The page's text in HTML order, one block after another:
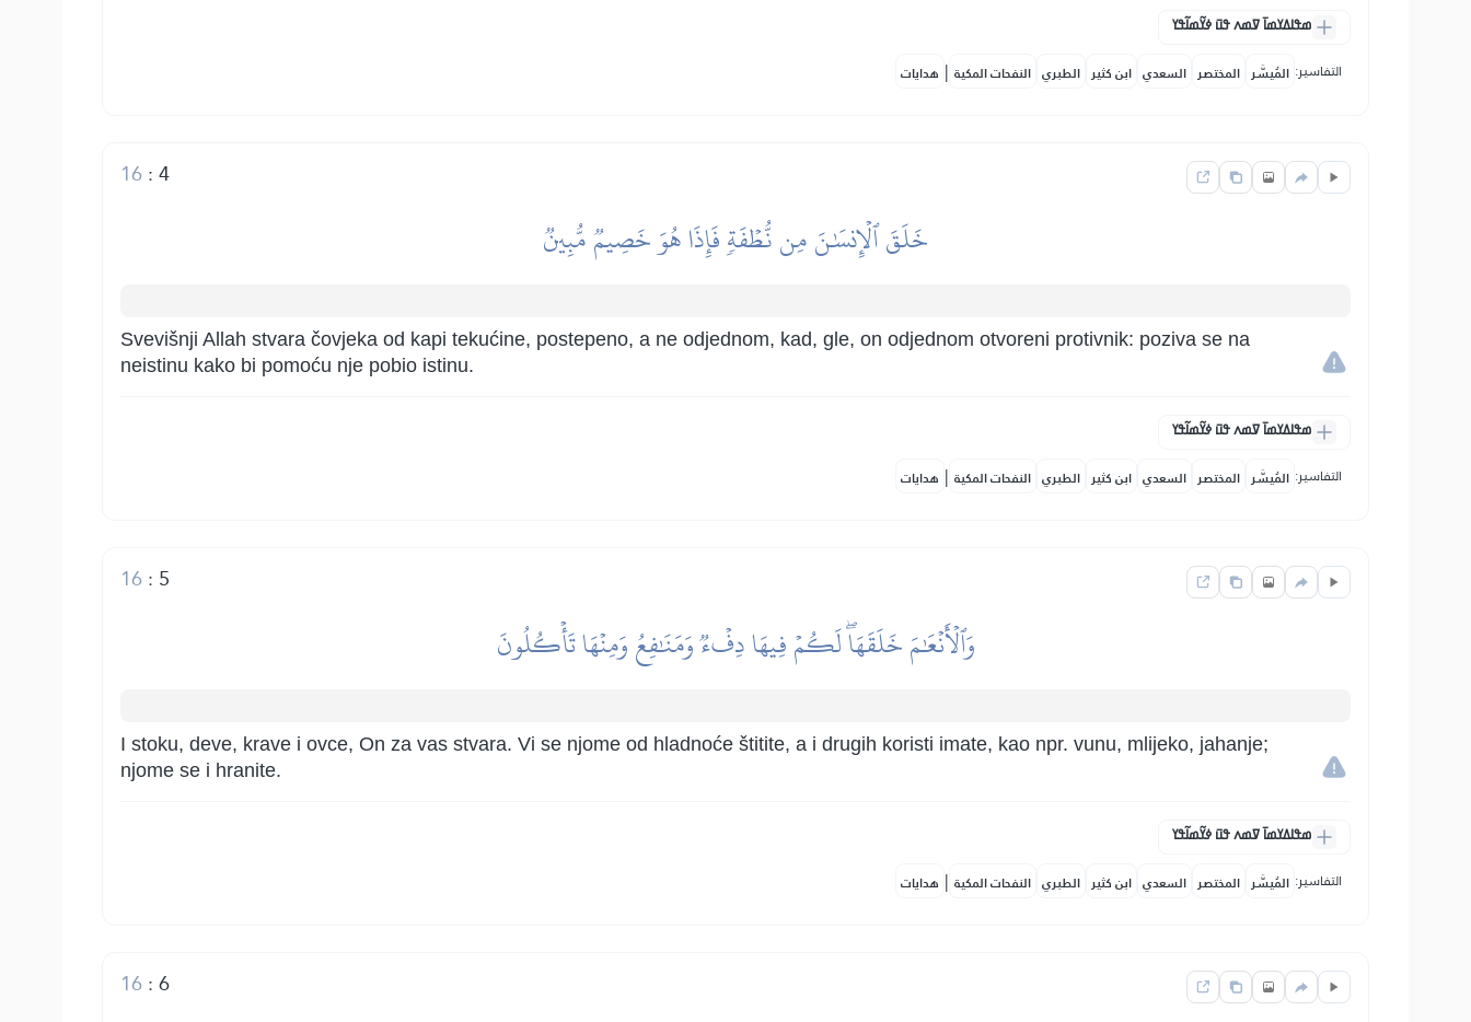
ߘߟߊߡߌߘߊ߫ ߜߘߍ ߟߎ߫ ߦߌ߬ߘߊ߬ߟߌ
التفاسير: المُيسَّر المختصر السعدي ابن كثير الطبري النفحات المكية | هدايات
4
:
16
خَلَقَ ٱلۡإِنسَٰنَ مِن نُّطۡفَةٖ فَإِذَا هُوَ خَصِيمٞ مُّبِينٞ
Svevišnji Allah stvara čovjeka od kapi tekućine, postepeno, a ne odjednom, kad, gle, on odjednom otvoreni protivnik: poziva se na
neistinu kako bi pomoću nje pobio istinu.
ߘߟߊߡߌߘߊ߫ ߜߘߍ ߟߎ߫ ߦߌ߬ߘߊ߬ߟߌ
التفاسير: المُيسَّر المختصر السعدي ابن كثير الطبري النفحات المكية | هدايات
5
:
16
وَٱلۡأَنۡعَٰمَ خَلَقَهَاۖ لَكُمۡ فِيهَا دِفۡءٞ وَمَنَٰفِعُ وَمِنۡهَا تَأۡكُلُونَ
I stoku, deve, krave i ovce, On za vas stvara. Vi se njome od hladnoće štitite, a i drugih koristi imate, kao npr. vunu, mlijeko, jahanje;
njome se i hranite.
ߘߟߊߡߌߘߊ߫ ߜߘߍ ߟߎ߫ ߦߌ߬ߘߊ߬ߟߌ
التفاسير: المُيسَّر المختصر السعدي ابن كثير الطبري النفحات المكية | هدايات
6
:
16